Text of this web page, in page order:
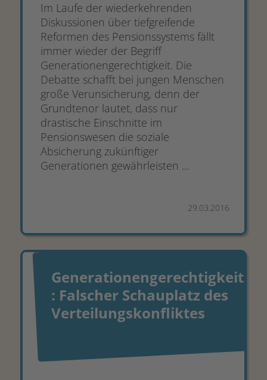
Im Laufe der wiederkehrenden
Diskussionen über tiefgreifende
Reformen des Pensionssystems fällt
immer wieder der Begriff
Generationengerechtigkeit. Die
Debatte schafft bei jungen Menschen
große Verunsicherung, denn der
Grundtenor lautet, dass nur
drastische Einschnitte im
Pensionswesen die soziale
Absicherung zukünftiger
Generationen gewährleisten ...
29.03.2016
Generationengerechtigkeit
: Falscher Schauplatz des
Verteilungskonfliktes